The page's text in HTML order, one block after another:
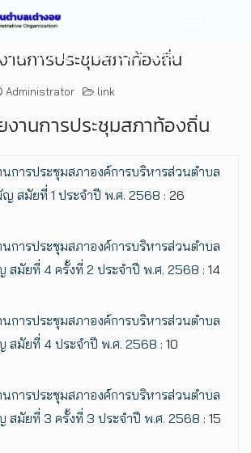
นตำบลเต่างอย อ.เต่างอย
านการประชุมสภาท้องถิ่น
Administrator link
านการประชุมสภาท้องถิ่น
การประชุมสภาองค์การบริหารส่วนตำบล
ญ สมัยที่ 1 ประจำปี พ.ศ. 2568 : 26
การประชุมสภาองค์การบริหารส่วนตำบล
สมัยที่ 4 ครั้งที่ 2 ประจำปี พ.ศ. 2568 : 14
การประชุมสภาองค์การบริหารส่วนตำบล
สมัยที่ 4 ประจำปี พ.ศ. 2568 : 10
การประชุมสภาองค์การบริหารส่วนตำบล
สมัยที่ 3 ครั้งที่ 3 ประจำปี พ.ศ. 2568 : 15